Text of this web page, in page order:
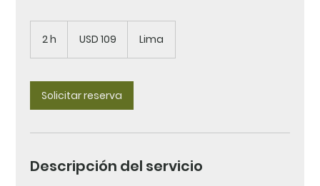
2 h
estadounidenses
USD 109 Lima
Solicitar reserva
Descripción del servicio